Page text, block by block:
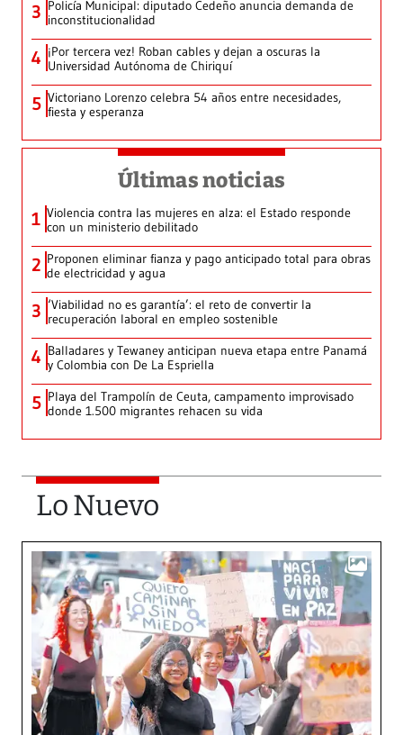
3 Policía Municipal: diputado Cedeño anuncia demanda de
inconstitucionalidad
4 ¡Por tercera vez! Roban cables y dejan a oscuras la
Universidad Autónoma de Chiriquí
5 Victoriano Lorenzo celebra 54 años entre necesidades,
fiesta y esperanza
Últimas noticias
1 Violencia contra las mujeres en alza: el Estado responde
con un ministerio debilitado
2 Proponen eliminar fianza y pago anticipado total para obras
de electricidad y agua
3 ‘Viabilidad no es garantía’: el reto de convertir la
recuperación laboral en empleo sostenible
4 Balladares y Tewaney anticipan nueva etapa entre Panamá
y Colombia con De La Espriella
5 Playa del Trampolín de Ceuta, campamento improvisado
donde 1.500 migrantes rehacen su vida
Lo Nuevo